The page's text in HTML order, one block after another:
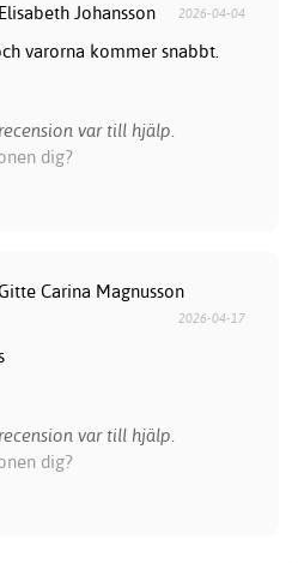
Johansson 2026-04-04
varorna kommer snabbt.
var till hjälp.
dig?
Carina Magnusson
2026-04-17
var till hjälp.
dig?